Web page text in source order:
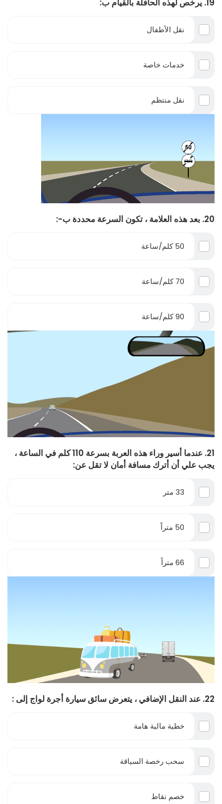
19. يرخص لهذه الحافلة بالقيام ب:
نقل الأطفال
خدمات خاصة
نقل منتظم
20. بعد هذه العلامة ، تكون السرعة محددة ب-:
50 كلم/ساعة
70 كلم/ساعة
90 كلم/ساعة
21. عندما أسير وراء هذه العربة بسرعة 110 كلم في الساعة ،
يجب علي أن أترك مسافة أمان لا تقل عن:
33 متر
50 متراً
66 متراً
22. عند النقل الإضافي ، يتعرض سائق سيارة أجرة لواج إلى :
خطية مالية هامة
سحب رخصة السياقة
خصم نقاط